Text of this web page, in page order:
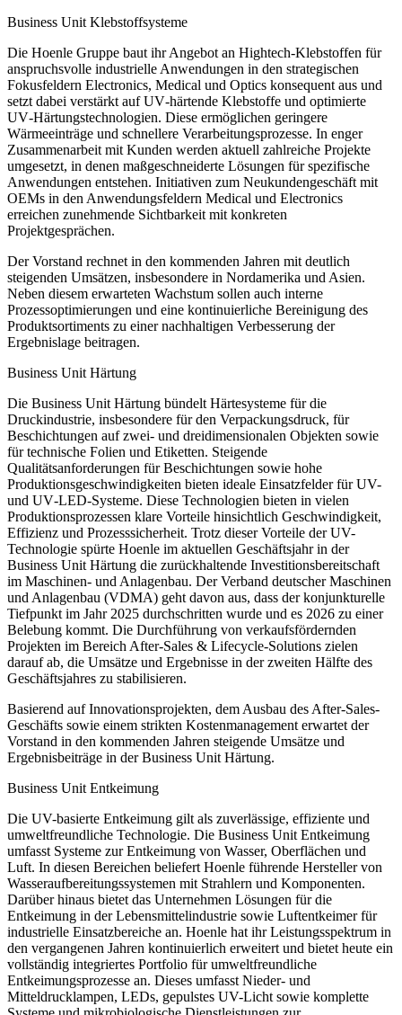
Business Unit Klebstoffsysteme
Die Hoenle Gruppe baut ihr Angebot an Hightech‑Klebstoffen für
anspruchsvolle industrielle Anwendungen in den strategischen
Fokusfeldern Electronics, Medical und Optics konsequent aus und
setzt dabei verstärkt auf UV‑härtende Klebstoffe und optimierte
UV‑Härtungstechnologien. Diese ermöglichen geringere
Wärmeeinträge und schnellere Verarbeitungsprozesse. In enger
Zusammenarbeit mit Kunden werden aktuell zahlreiche Projekte
umgesetzt, in denen maßgeschneiderte Lösungen für spezifische
Anwendungen entstehen. Initiativen zum Neukundengeschäft mit
OEMs in den Anwendungsfeldern Medical und Electronics
erreichen zunehmende Sichtbarkeit mit konkreten
Projektgesprächen.
Der Vorstand rechnet in den kommenden Jahren mit deutlich
steigenden Umsätzen, insbesondere in Nordamerika und Asien.
Neben diesem erwarteten Wachstum sollen auch interne
Prozessoptimierungen und eine kontinuierliche Bereinigung des
Produktsortiments zu einer nachhaltigen Verbesserung der
Ergebnislage beitragen.
Business Unit Härtung
Die Business Unit Härtung bündelt Härtesysteme für die
Druckindustrie, insbesondere für den Verpackungsdruck, für
Beschichtungen auf zwei- und dreidimensionalen Objekten sowie
für technische Folien und Etiketten. Steigende
Qualitätsanforderungen für Beschichtungen sowie hohe
Produktionsgeschwindigkeiten bieten ideale Einsatzfelder für UV-
und UV‑LED‑Systeme. Diese Technologien bieten in vielen
Produktionsprozessen klare Vorteile hinsichtlich Geschwindigkeit,
Effizienz und Prozesssicherheit. Trotz dieser Vorteile der UV-
Technologie spürte Hoenle im aktuellen Geschäftsjahr in der
Business Unit Härtung die zurückhaltende Investitionsbereitschaft
im Maschinen- und Anlagenbau. Der Verband deutscher Maschinen
und Anlagenbau (VDMA) geht davon aus, dass der konjunkturelle
Tiefpunkt im Jahr 2025 durchschritten wurde und es 2026 zu einer
Belebung kommt. Die Durchführung von verkaufsfördernden
Projekten im Bereich After-Sales & Lifecycle-Solutions zielen
darauf ab, die Umsätze und Ergebnisse in der zweiten Hälfte des
Geschäftsjahres zu stabilisieren.
Basierend auf Innovationsprojekten, dem Ausbau des After-Sales-
Geschäfts sowie einem strikten Kostenmanagement erwartet der
Vorstand in den kommenden Jahren steigende Umsätze und
Ergebnisbeiträge in der Business Unit Härtung.
Business Unit Entkeimung
Die UV-basierte Entkeimung gilt als zuverlässige, effiziente und
umweltfreundliche Technologie. Die Business Unit Entkeimung
umfasst Systeme zur Entkeimung von Wasser, Oberflächen und
Luft. In diesen Bereichen beliefert Hoenle führende Hersteller von
Wasseraufbereitungssystemen mit Strahlern und Komponenten.
Darüber hinaus bietet das Unternehmen Lösungen für die
Entkeimung in der Lebensmittelindustrie sowie Luftentkeimer für
industrielle Einsatzbereiche an. Hoenle hat ihr Leistungsspektrum in
den vergangenen Jahren kontinuierlich erweitert und bietet heute ein
vollständig integriertes Portfolio für umweltfreundliche
Entkeimungsprozesse an. Dieses umfasst Nieder- und
Mitteldrucklampen, LEDs, gepulstes UV-Licht sowie komplette